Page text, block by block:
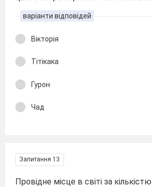
варіанти відповідей
Вікторія
Тітікака
Гурон
Чад
Запитання 13
Провідне місце в світі за